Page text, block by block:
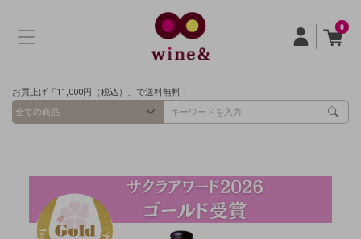
0
お買上げ「11,000円（税込）」で送料無料！